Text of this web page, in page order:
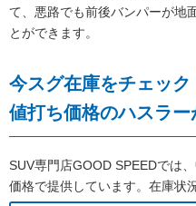
て、悪路でも前後バンパーが地
とができます。
今スグ在庫をチェッ
値打ち価格のハスラー
SUV専門店GOOD SPEEDでは
価格で提供しています。在庫状